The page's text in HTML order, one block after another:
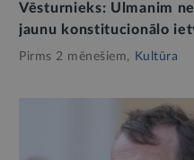
Vēsturnieks: Ulmanim
jaunu konstitucionālo
Pirms 2 mēnešiem, Kultūra